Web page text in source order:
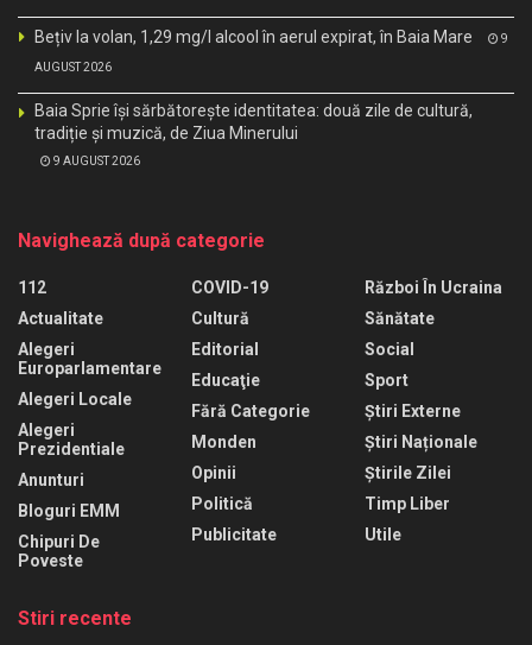
Bețiv la volan, 1,29 mg/l alcool în aerul expirat, în Baia Mare 9
AUGUST 2026
Baia Sprie își sărbătorește identitatea: două zile de cultură,
tradiție și muzică, de Ziua Minerului
9 AUGUST 2026
Navighează după categorie
112
Actualitate
Alegeri
Europarlamentare
Alegeri Locale
Alegeri
Prezidentiale
Anunturi
Bloguri EMM
Chipuri De
Poveste
COVID-19
Cultură
Editorial
Educaţie
Fără Categorie
Monden
Opinii
Politică
Publicitate
Război În Ucraina
Sănătate
Social
Sport
Știri Externe
Știri Naționale
Știrile Zilei
Timp Liber
Utile
Stiri recente